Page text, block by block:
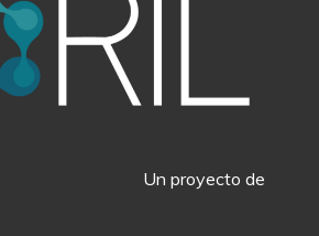
Un proyecto de